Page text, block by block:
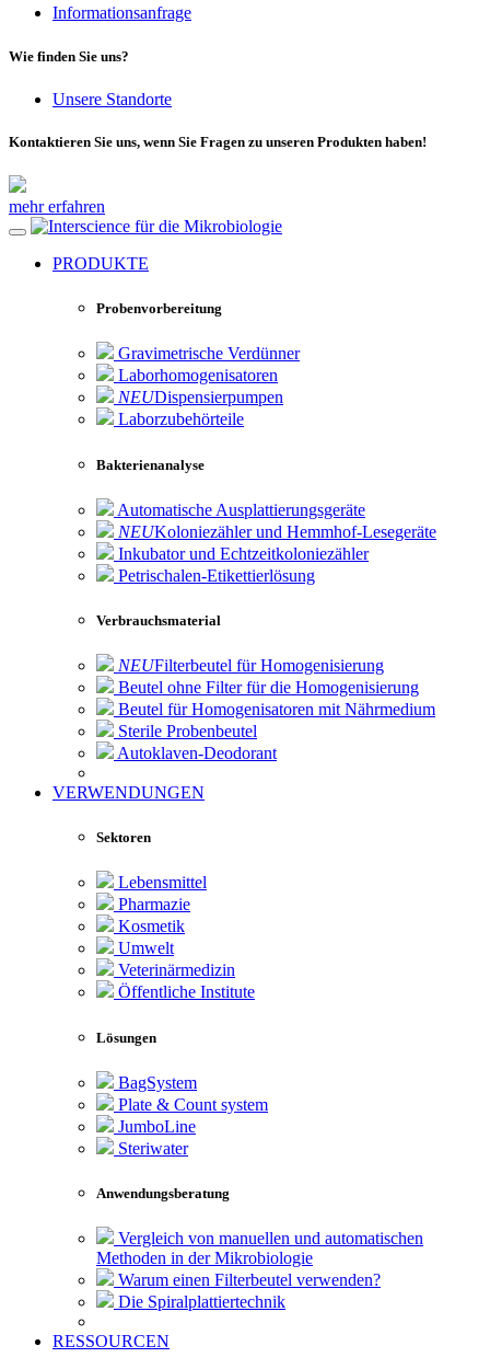
Informationsanfrage
Wie finden Sie uns?
Unsere Standorte
Kontaktieren Sie uns, wenn Sie Fragen zu unseren Produkten haben!
mehr erfahren
für die Mikrobiologie
PRODUKTE
Probenvorbereitung
Gravimetrische Verdünner
Laborhomogenisatoren
NEUDispensierpumpen
Laborzubehörteile
Bakterienanalyse
Automatische Ausplattierungsgeräte
NEUKoloniezähler und Hemmhof-Lesegeräte
Inkubator und Echtzeitkoloniezähler
Petrischalen-Etikettierlösung
Verbrauchsmaterial
NEUFilterbeutel für Homogenisierung
Beutel ohne Filter für die Homogenisierung
Beutel für Homogenisatoren mit Nährmedium
Sterile Probenbeutel
Autoklaven-Deodorant
VERWENDUNGEN
Sektoren
Lebensmittel
Pharmazie
Kosmetik
Umwelt
Veterinärmedizin
Öffentliche Institute
Lösungen
BagSystem
Plate & Count system
JumboLine
Steriwater
Anwendungsberatung
Vergleich von manuellen und automatischen
Methoden in der Mikrobiologie
Warum einen Filterbeutel verwenden?
Die Spiralplattier­technik
RESSOURCEN